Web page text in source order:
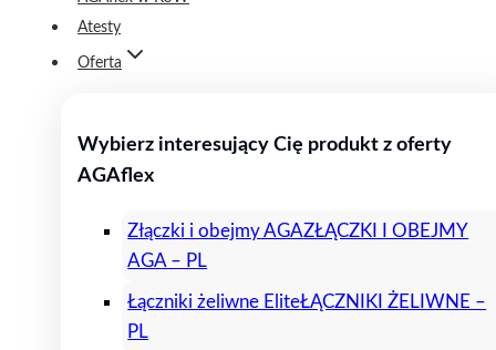
Atesty
Oferta
Wybierz interesujący Cię produkt z oferty
AGAflex
Złączki i obejmy AGAZŁĄCZKI I OBEJMY
AGA – PL
Łączniki żeliwne EliteŁĄCZNIKI ŻELIWNE –
PL